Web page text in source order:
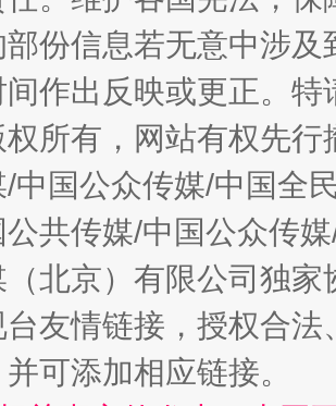
部份信息若无意中涉
作出反映或更正。
所有，网站有权先
中国公众传媒/中国全
公共传媒/中国公众传
北京）有限公司独
友情链接，授权合
可添加相应链接。